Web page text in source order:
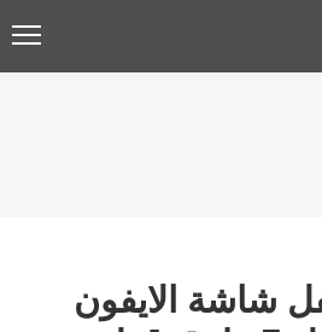
شاشة الايفون